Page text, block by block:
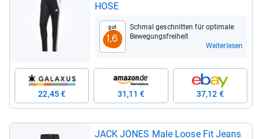
HOSE
Gut
1,6
Schmal geschnit­ten für opti­male
Bewe­gungs­frei­heit
Weiterlesen
22,45 € 31,11 € 37,12 €
JACK JONES Male Loose Fit Jeans